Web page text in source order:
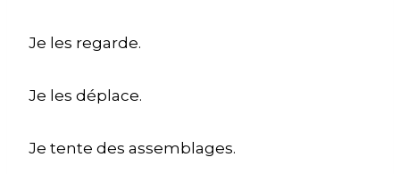
Je les regarde.
Je les déplace.
Je tente des assemblages.